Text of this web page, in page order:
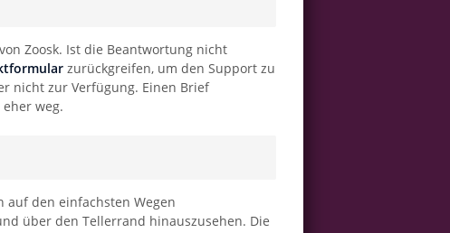
von Zoosk. Ist die Beantwortung nicht
zurückgreifen, um den Support zu
nicht zur Verfügung. Einen Brief
weg.
auf den einfachsten Wegen
über den Tellerrand hinauszusehen. Die